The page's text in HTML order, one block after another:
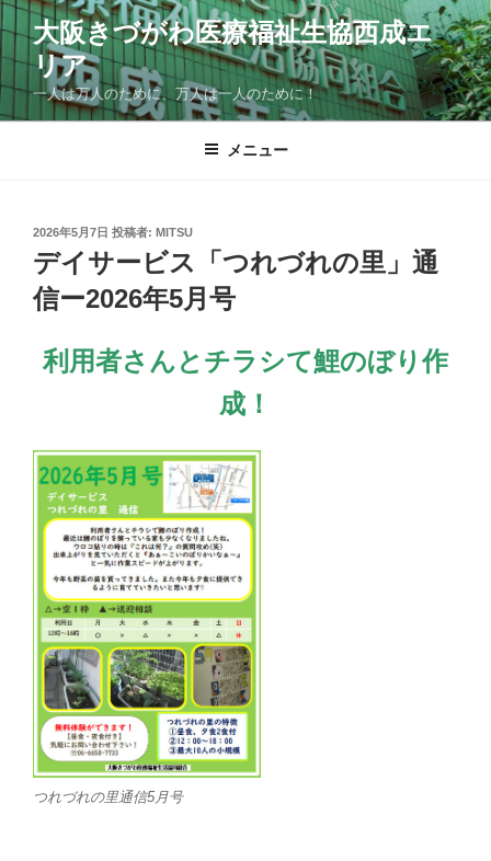
コ
ン
テ
ン
ツ
大阪きづがわ医療福祉生協西成エ
リア
一人は万人のために、万人は一人のために！
メニュー
投
稿
日:
2026年5月7日 投稿者: MITSU
デイサービス「つれづれの里」通
信ー2026年5月号
利用者さんとチラシて鯉のぼり作
成！
つれづれの里通信5月号